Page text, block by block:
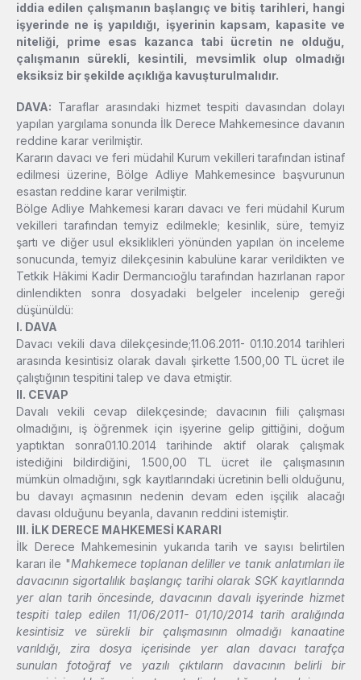
iddia edilen çalışmanın başlangıç ve bitiş tarihleri, hangi
işyerinde ne iş yapıldığı, işyerinin kapsam, kapasite ve
niteliği, prime esas kazanca tabi ücretin ne olduğu,
çalışmanın sürekli, kesintili, mevsimlik olup olmadığı
eksiksiz bir şekilde açıklığa kavuşturulmalıdır.
DAVA: Taraflar arasındaki hizmet tespiti davasından dolayı
yapılan yargılama sonunda İlk Derece Mahkemesince davanın
reddine karar verilmiştir.
Kararın davacı ve feri müdahil Kurum vekilleri tarafından istinaf
edilmesi üzerine, Bölge Adliye Mahkemesince başvurunun
esastan reddine karar verilmiştir.
Bölge Adliye Mahkemesi kararı davacı ve feri müdahil Kurum
vekilleri tarafından temyiz edilmekle; kesinlik, süre, temyiz
şartı ve diğer usul eksiklikleri yönünden yapılan ön inceleme
sonucunda, temyiz dilekçesinin kabulüne karar verildikten ve
Tetkik Hâkimi Kadir Dermancıoğlu tarafından hazırlanan rapor
dinlendikten sonra dosyadaki belgeler incelenip gereği
düşünüldü:
I. DAVA
Davacı vekili dava dilekçesinde;11.06.2011- 01.10.2014 tarihleri
arasında kesintisiz olarak davalı şirkette 1.500,00 TL ücret ile
çalıştığının tespitini talep ve dava etmiştir.
II. CEVAP
Davalı vekili cevap dilekçesinde; davacının fiili çalışması
olmadığını, iş öğrenmek için işyerine gelip gittiğini, doğum
yaptıktan sonra01.10.2014 tarihinde aktif olarak çalışmak
istediğini bildirdiğini, 1.500,00 TL ücret ile çalışmasının
mümkün olmadığını, sgk kayıtlarındaki ücretinin belli olduğunu,
bu davayı açmasının nedenin devam eden işçilik alacağı
davası olduğunu beyanla, davanın reddini istemiştir.
III. İLK DERECE MAHKEMESİ KARARI
İlk Derece Mahkemesinin yukarıda tarih ve sayısı belirtilen
kararı ile "Mahkemece toplanan deliller ve tanık anlatımları ile
davacının sigortalılık başlangıç tarihi olarak SGK kayıtlarında
yer alan tarih öncesinde, davacının davalı işyerinde hizmet
tespiti talep edilen 11/06/2011- 01/10/2014 tarih aralığında
kesintisiz ve sürekli bir çalışmasının olmadığı kanaatine
varıldığı, zira dosya içerisinde yer alan davacı tarafça
sunulan fotoğraf ve yazılı çıktıların davacının belirli bir